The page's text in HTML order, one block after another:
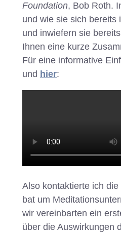
Foundation, Bob Roth.
und wie sie sich bereits
und inwiefern sie
Ihnen eine kurze
Für eine informative
und hier:
Also kontaktierte ich
bat um
wir vereinbarten ein
über die Auswirkungen